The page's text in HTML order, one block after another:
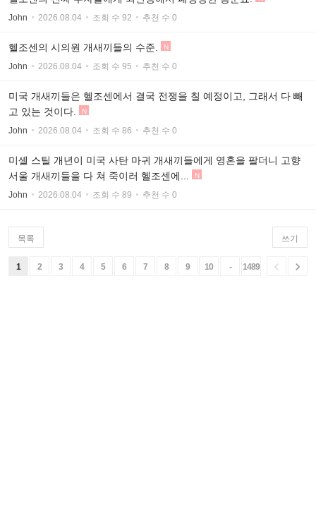
John 2026.08.04 조회 수 92 추천 수 0
헬조센의 시의원 개새끼들의 수준. N
John 2026.08.04 조회 수 95 추천 수 0
미국 개새끼들은 헬조센에서 결국 전쟁을 칠 예정이고, 그래서 다 빼
고 있는 것이다.
N
John 2026.08.04 조회 수 86 추천 수 0
미셸 스틸 개년이 미국 사탄 마귀 개새끼들에게 영혼을 팔더니 고향
서울 개새끼들을 다 쳐 죽이러 헬조센에...
N
John 2026.08.04 조회 수 89 추천 수 0
목록 쓰기
1 2 3 4 5 6 7 8 9 10 - 1489  